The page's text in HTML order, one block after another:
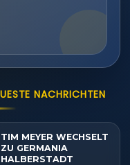
NACHRICHTEN
TIM MEYER WECHSELT
ZU GERMANIA
HALBERSTADT